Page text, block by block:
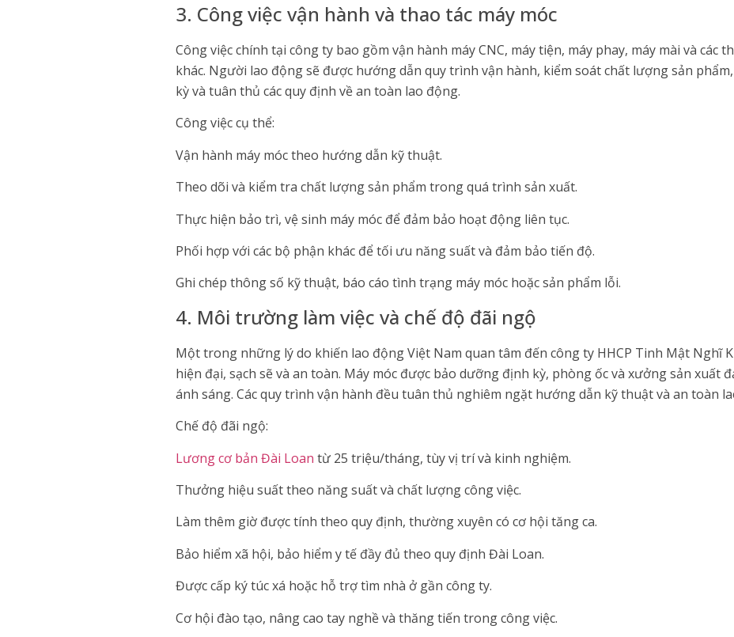
3. Công việc vận hành và thao tác máy móc
Công việc chính tại công ty bao gồm vận hành máy CNC, máy tiện, máy phay, máy mài và các
khác. Người lao động sẽ được hướng dẫn quy trình vận hành, kiểm soát chất lượng sản
kỳ và tuân thủ các quy định về an toàn lao động.
Công việc cụ thể:
Vận hành máy móc theo hướng dẫn kỹ thuật.
Theo dõi và kiểm tra chất lượng sản phẩm trong quá trình sản xuất.
Thực hiện bảo trì, vệ sinh máy móc để đảm bảo hoạt động liên tục.
Phối hợp với các bộ phận khác để tối ưu năng suất và đảm bảo tiến độ.
Ghi chép thông số kỹ thuật, báo cáo tình trạng máy móc hoặc sản phẩm lỗi.
4. Môi trường làm việc và chế độ đãi ngộ
Một trong những lý do khiến lao động Việt Nam quan tâm đến công ty HHCP Tinh Mật Nghĩ
hiện đại, sạch sẽ và an toàn. Máy móc được bảo dưỡng định kỳ, phòng ốc và xưởng sản xuất
ánh sáng. Các quy trình vận hành đều tuân thủ nghiêm ngặt hướng dẫn kỹ thuật và an toàn
Chế độ đãi ngộ:
Lương cơ bản Đài Loan từ 25 triệu/tháng, tùy vị trí và kinh nghiệm.
Thưởng hiệu suất theo năng suất và chất lượng công việc.
Làm thêm giờ được tính theo quy định, thường xuyên có cơ hội tăng ca.
Bảo hiểm xã hội, bảo hiểm y tế đầy đủ theo quy định Đài Loan.
Được cấp ký túc xá hoặc hỗ trợ tìm nhà ở gần công ty.
Cơ hội đào tạo, nâng cao tay nghề và thăng tiến trong công việc.